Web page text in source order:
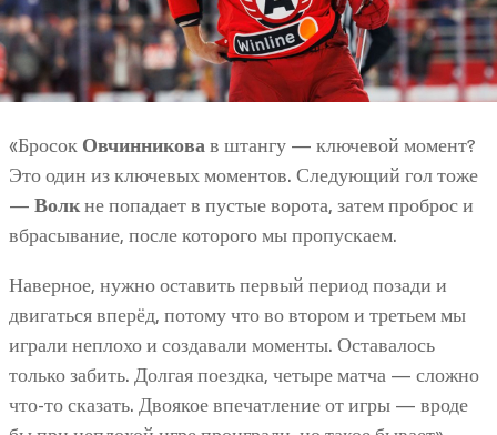
«Бросок Овчинниковав штангу — ключевой момент?
Это один из ключевых моментов. Следующий гол тоже
— Волкне попадает в пустые ворота, затем проброс и
вбрасывание, после которого мы пропускаем.
Наверное, нужно оставить первый период позади и
двигаться вперёд, потому что во втором и третьем мы
играли неплохо и создавали моменты. Оставалось
только забить. Долгая поездка, четыре матча — сложно
что-то сказать. Двоякое впечатление от игры — вроде